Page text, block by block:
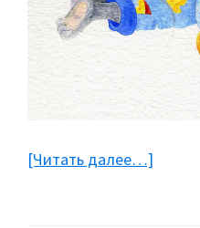
[Читать далее…]